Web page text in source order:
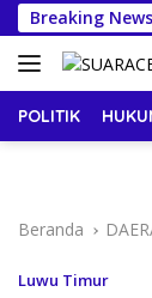
Langsung
ke
konten
Breaking News
Lepas Ribuan
POLITIK
Beranda
Luwu Timur